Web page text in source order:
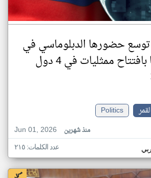
حضورها الدبلوماسي في
إفريقيا بافتتاح ممثليات في 4 دول
Politics
Jun 01, 2026
منذ شهرين
عدد الكلمات: ٢١٥